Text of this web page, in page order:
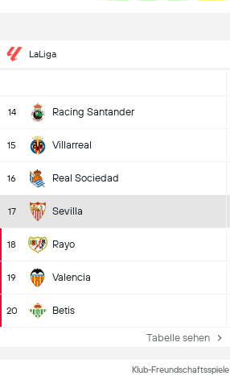
LaLiga
14 Racing Santander
15 Villarreal
16 Real Sociedad
17 Sevilla
18 Rayo
19 Valencia
20 Betis
Tabelle sehen
Klub-Freundschaftsspiele